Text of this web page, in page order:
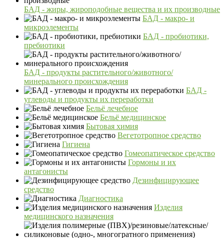
БАД - жиры, жироподобные вещества и их производные
БАД - макро- и
микроэлементы
БАД - пробиотики,
пребиотики
БАД - продукты растительного/животного/
минерального происхождения
БАД -
углеводы и продукты их переработки
Бельё лечебное
Бельё медицинское
Бытовая химия
Вегетотропное средство
Гигиена
Гомеопатическое средство
Гормоны и их
антагонисты
Дезинфицирующее
средство
Диагностика
Изделия
медицинского назначения